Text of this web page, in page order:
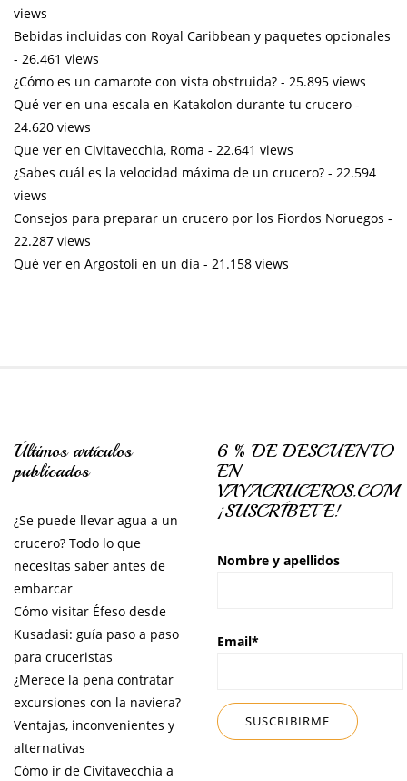
views
Bebidas incluidas con Royal Caribbean y paquetes opcionales
- 26.461 views
¿Cómo es un camarote con vista obstruida? - 25.895 views
Qué ver en una escala en Katakolon durante tu crucero -
24.620 views
Que ver en Civitavecchia, Roma - 22.641 views
¿Sabes cuál es la velocidad máxima de un crucero? - 22.594
views
Consejos para preparar un crucero por los Fiordos Noruegos -
22.287 views
Qué ver en Argostoli en un día - 21.158 views
Últimos artículos
publicados
¿Se puede llevar agua a un
crucero? Todo lo que
necesitas saber antes de
embarcar
Cómo visitar Éfeso desde
Kusadasi: guía paso a paso
para cruceristas
¿Merece la pena contratar
excursiones con la naviera?
Ventajas, inconvenientes y
alternativas
Cómo ir de Civitavecchia a
6 % DE DESCUENTO
EN
VAYACRUCEROS.COM
¡SUSCRÍBETE!
Nombre y apellidos
Email*